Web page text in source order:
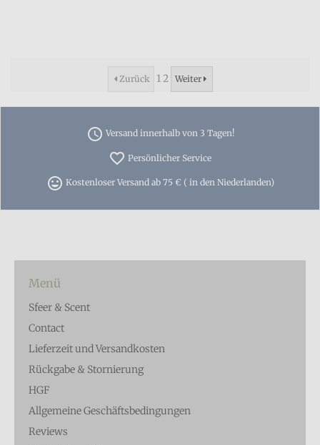
Zurück 12 Weiter
access_time Versand innerhalb von 3 Tagen!
favorite_border Persönlicher Service
tag_faces Kostenloser Versand ab 75 € ( in den Niederlanden)
Menü
Sfeer & Scent
Contact
Lieferzeit und Versandkosten
Rückgabe & Stornierung
HGF
Allgemeine Geschäftsbedingungen
Reviews